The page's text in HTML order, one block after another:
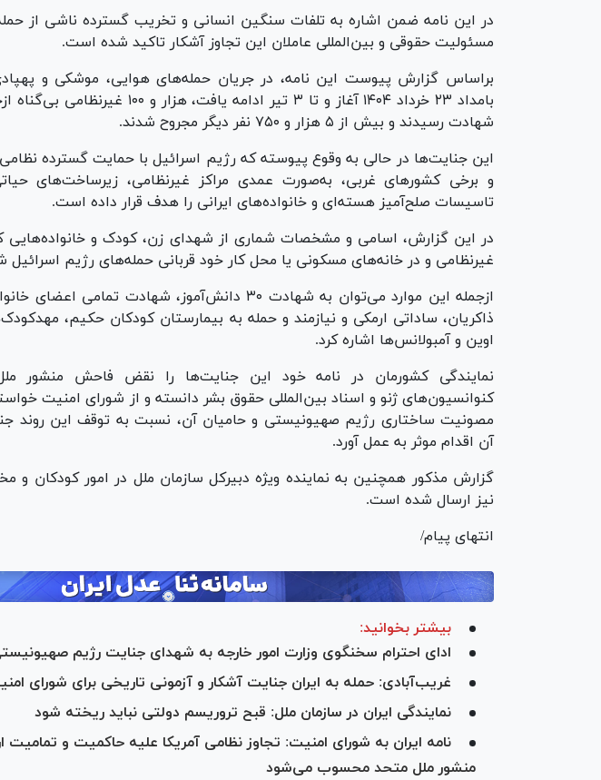
در این نامه ضمن اشاره به تلفات سنگین انسانی و تخریب گسترده ناشی از
مسئولیت حقوقی و بین‌المللی عاملان این تجاوز آشکار تاکید شده است.
براساس گزارش پیوست این نامه، در جریان حمله‌های هوایی، موشکی و
شهادت رسیدند و بیش از ۵ هزار و ۷۵۰ نفر دیگر مجروح شدند.
این جنایت‌ها در حالی به وقوع پیوسته که رژیم اسرائیل با حمایت گسترده
و برخی کشور‌های غربی، به‌صورت عمدی مراکز غیرنظامی، زیرساخت‌های
تاسیسات صلح‌آمیز هسته‌ای و خانواده‌های ایرانی را هدف قرار داده است.
در این گزارش، اسامی و مشخصات شماری از شهدای زن، کودک و خانواده‌هایی
غیرنظامی و در خانه‌های مسکونی یا محل کار خود قربانی حمله‌های رژیم
ازجمله این موارد می‌توان به شهادت ۳۰ دانش‌آموز، شهادت
ذاکریان، ساداتی ارمکی و نیازمند و حمله به بیمارستان کودکان حکیم،
اوین و آمبولانس‌ها اشاره کرد.
نمایندگی کشورمان در نامه خود این جنایت‌ها را نقض فاحش منشور
کنوانسیون‌های ژنو و اسناد بین‌المللی حقوق بشر دانسته و از شورای امنیت
مصونیت ساختاری رژیم صهیونیستی و حامیان آن، نسبت به توقف این روند
آن اقدام موثر به عمل آورد.
گزارش مذکور همچنین به نماینده ویژه دبیرکل سازمان ملل در امور کودکان و
نیز ارسال شده است.
انتهای پیام/
بیشتر بخوانید:
ادای احترام سخنگوی وزارت امور خارجه به شهدای جنایت رژیم
غریب‌آبادی: حمله به ایران جنایت آشکار و آزمونی تاریخی برای شورای
نمایندگی ایران در سازمان ملل: قبح تروریسم دولتی نباید ریخته شود
نامه ایران به شورای امنیت: تجاوز نظامی آمریکا علیه حاکمیت و تمامیت
منشور ملل متحد محسوب می‌شود